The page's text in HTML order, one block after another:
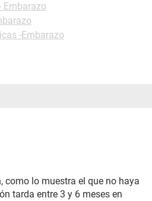
Embarazo
-Embarazo
como lo muestra el que no haya
tarda entre 3 y 6 meses en